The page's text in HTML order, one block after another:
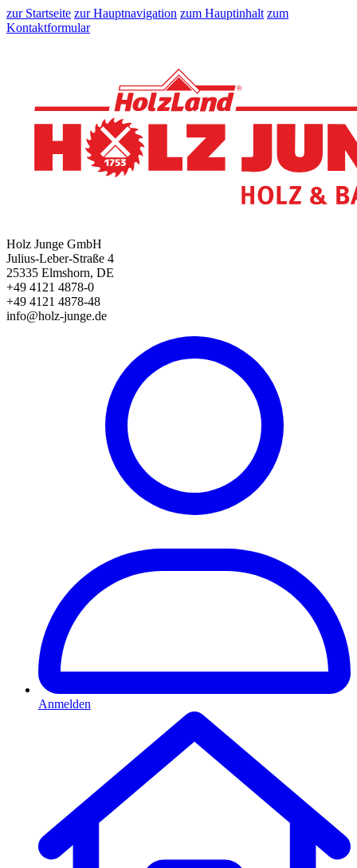
zur Startseite zur Hauptnavigation zum Hauptinhalt zum
Kontaktformular
Holz Junge GmbH
Julius-Leber-Straße 4
25335 Elmshorn, DE
+49 4121 4878-0
+49 4121 4878-48
info@holz-junge.de
Anmelden